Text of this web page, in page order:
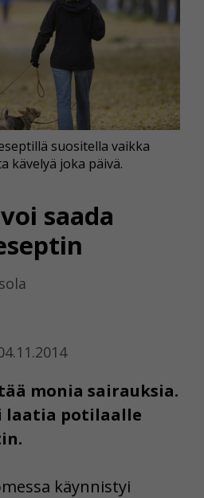
saada
monia sairauksia.
laatia potilaalle
suositella vaikka
kävelyä joka päivä.
käynnistyi